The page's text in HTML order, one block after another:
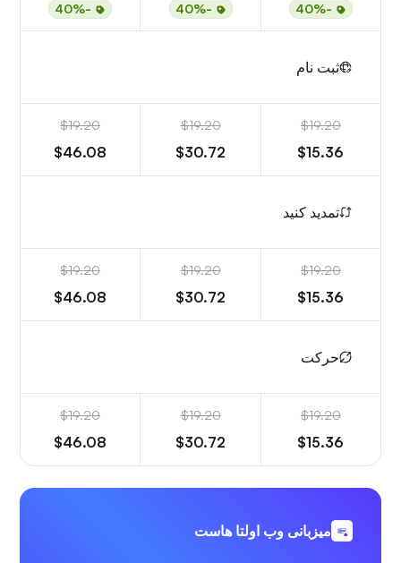
-40%
-40%
-40%
ثبت نام
$19.20
$15.36
$19.20
$30.72
$19.20
$46.08
تمدید کنید
$19.20
$15.36
$19.20
$30.72
$19.20
$46.08
حرکت
$19.20
$15.36
$19.20
$30.72
$19.20
$46.08
میزبانی وب اولتا هاست